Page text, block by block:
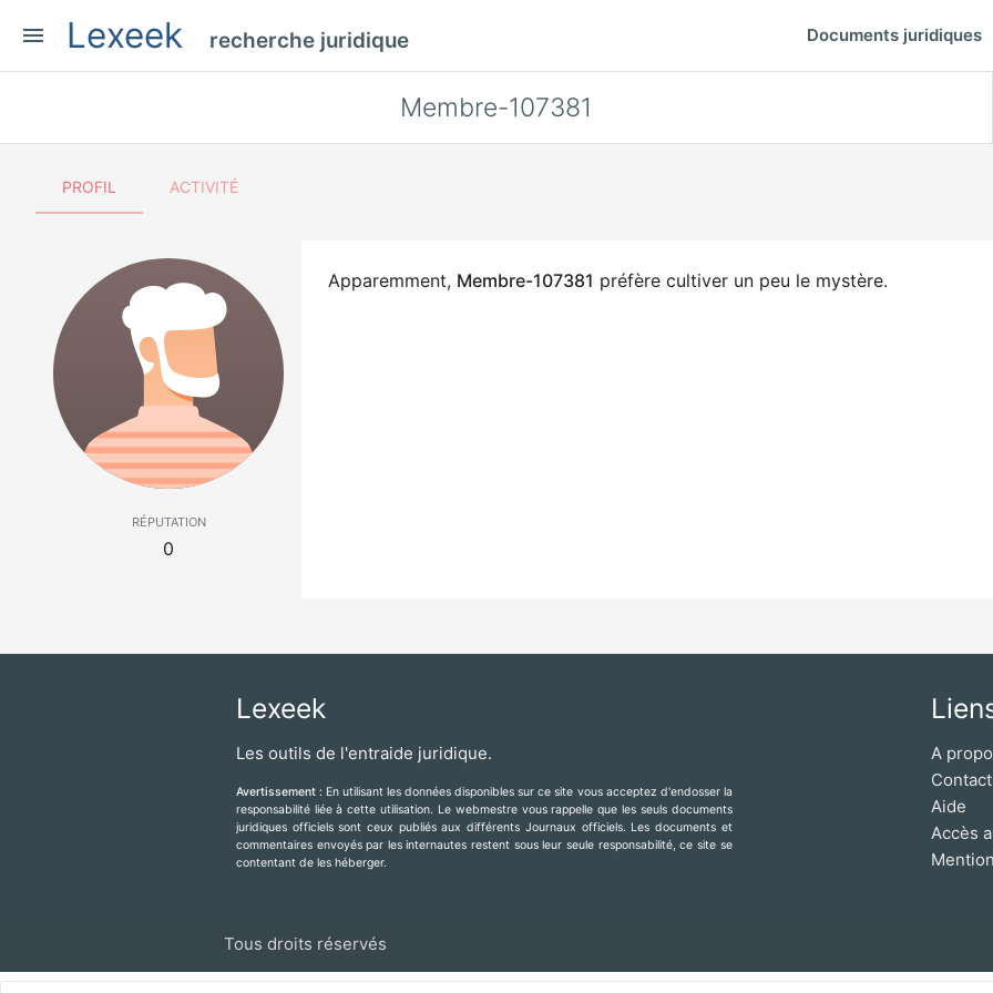
menu Lexeek recherche juridique Documents juridiques
Membre-107381
PROFIL ACTIVITÉ
réputation
0
Apparemment, Membre-107381 préfère cultiver un peu le mystère.
Lexeek
Les outils de l'entraide juridique.
Avertissement : En utilisant les données disponibles sur ce site vous acceptez d'endosser la
responsabilité liée à cette utilisation. Le webmestre vous rappelle que les seuls documents
juridiques officiels sont ceux publiés aux différents Journaux officiels. Les documents et
commentaires envoyés par les internautes restent sous leur seule responsabilité, ce site se
contentant de les héberger.
A
Contact
Aide
Accès
Tous droits réservés